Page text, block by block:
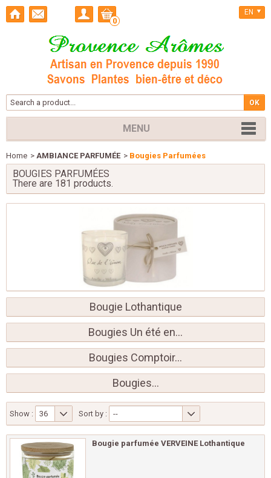
0
EN
MENU
Home > AMBIANCE PARFUMÉE > Bougies Parfumées
BOUGIES PARFUMÉES
There are 181 products.
Bougie Lothantique
Bougies Un été en...
Bougies Comptoir...
Bougies...
Show : 36 Sort by : --
Bougie parfumée VERVEINE Lothantique